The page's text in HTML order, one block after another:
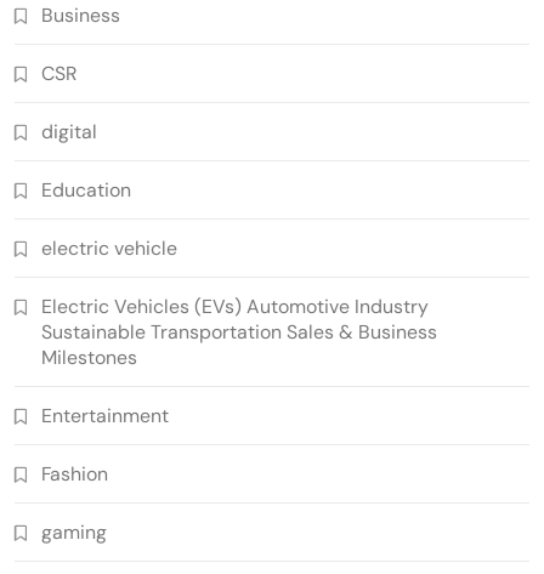
Business
CSR
digital
Education
electric vehicle
Electric Vehicles (EVs) Automotive Industry
Sustainable Transportation Sales & Business
Milestones
Entertainment
Fashion
gaming